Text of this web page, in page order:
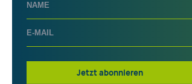
Jetzt abonnieren